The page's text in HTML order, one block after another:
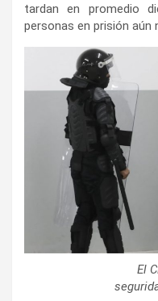
tardan en promedio
personas en prisión aún
El CECOT